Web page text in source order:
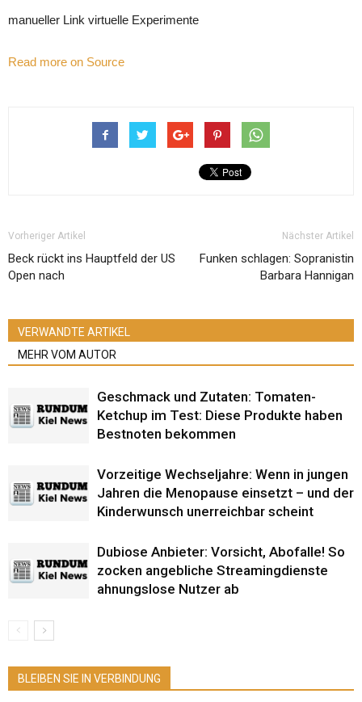
manueller Link virtuelle Experimente
Read more on Source
Vorheriger Artikel
Beck rückt ins Hauptfeld der US
Open nach
Nächster Artikel
Funken schlagen: Sopranistin
Barbara Hannigan
VERWANDTE ARTIKEL
MEHR VOM AUTOR
Geschmack und Zutaten: Tomaten-
Ketchup im Test: Diese Produkte haben
Bestnoten bekommen
Vorzeitige Wechseljahre: Wenn in jungen
Jahren die Menopause einsetzt – und der
Kinderwunsch unerreichbar scheint
Dubiose Anbieter: Vorsicht, Abofalle! So
zocken angebliche Streamingdienste
ahnungslose Nutzer ab
BLEIBEN SIE IN VERBINDUNG